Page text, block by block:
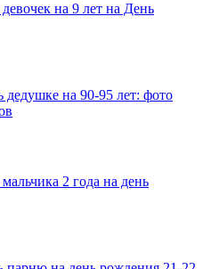
на 9 лет на День
дедушке на 90-95 лет: фото
2 года на день